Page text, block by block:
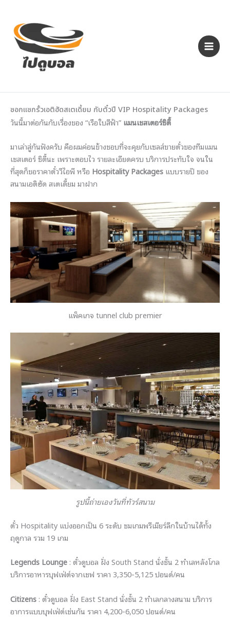
content
ซอกแซกรั้วเอติฮัดสเตเดี้ยม กับตั๋วปี VIP Hospitality Packages
วันนี้มาต่อกันกับเรื่องของ “เรือใบสีฟ้า” แมนเชสเตอร์ซิตี้
มาเล่าสู่กันฟังครับ คือผมค่อนข้างชอบที่จะคุยกับเซลส์ขายตั๋วของทีมแมน
เชสเตอร์ ซิตี้นะ เพราะตอบไว รายละเอียดครบ บริการประทับใจ จนใน
ที่สุดก็ขอราคาตั๋ววีไอพี หรือ Hospitality Packages แบบรายปี ของ
สนามเอติฮัด สเตเดี้ยม มาฝาก
แพ็คเกจ tunnel club premier
รูปนี้ถ่ายเองวันที่ทัวร์สนาม
ตั๋ว Hospitality แบ่งออกเป็น 6 ระดับ ชมเกมพรีเมียร์ลีกในบ้านได้ทั้ง
ฤดูกาล รวม 19 เกม
Legends Lounge : ตั๋วดูบอล ฝั่ง South Stand นั่งชั้น 2 ทำเลหลังโกล
บริการอาหารบุฟเฟ่ต์จากเชฟ ราคา 3,350-5,125 ปอนด์/คน
Citizens : ตั๋วดูบอล ฝั่ง East Stand นั่งชั้น 2 ทำเลกลางสนาม บริการ
อาการแบบบุฟเฟ่ต์เช่นกัน ราคา 4,200-6,050 ปอนด์/คน